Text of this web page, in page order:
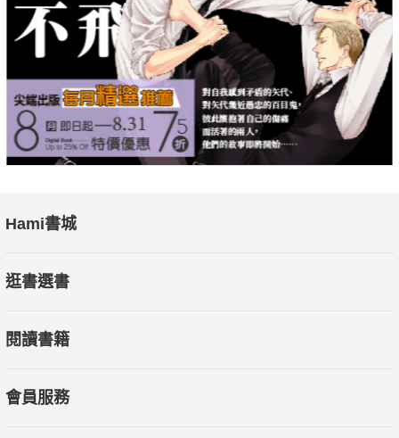
Q.治療結束後可以做醫美嗎？
Q.化療前是否應該凍卵增加生育機會？
Q.化療期間還可以有性生活嗎？
花漾女孩加油站
˙活在當下，愛與寬容；姊妹不怕，做個勇敢無畏的女人。－－
Karen Chen
度來生活，絕對可以走出彩色的下半生。－－艾薇
˙放下無謂的在乎與眼光，努力讓自己開心吧！因為在這世上最愛
˙Hey Lady，你流下的每顆淚滴將帶你流向不完美卻更完整的人
Hami書城
逛書選書
閱讀書籍
會員服務